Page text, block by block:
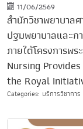
11/06/2569
สำนักวิชาพยาบาล
ปฐมพยาบาลและก
ภายใต้โครงการพ
Nursing
the Royal
Categories: บริการวิชากา